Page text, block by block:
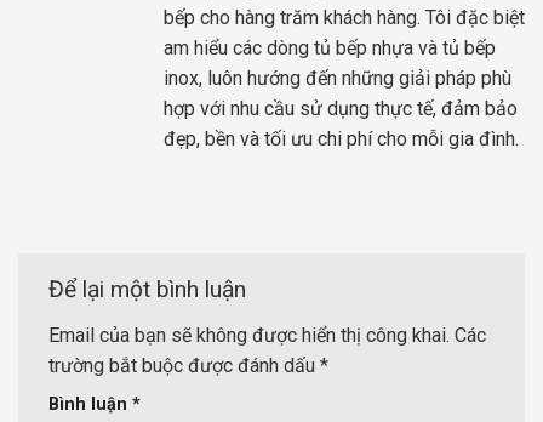
bếp cho hàng trăm khách hàng. Tôi đặc biệt
am hiểu các dòng tủ bếp nhựa và tủ bếp
inox, luôn hướng đến những giải pháp phù
hợp với nhu cầu sử dụng thực tế, đảm bảo
đẹp, bền và tối ưu chi phí cho mỗi gia đình.
Để lại một bình luận
Email của bạn sẽ không được hiển thị công khai. Các
trường bắt buộc được đánh dấu *
Bình luận *